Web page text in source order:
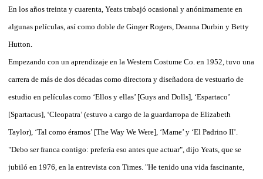
En los años treinta y cuarenta, Yeats trabajó ocasional y anónimamente en
algunas películas, así como doble de Ginger Rogers, Deanna Durbin y Betty
Hutton.
Empezando con un aprendizaje en la Western Costume Co. en 1952, tuvo una
carrera de más de dos décadas como directora y diseñadora de vestuario de
estudio en películas como ‘Ellos y ellas’ [Guys and Dolls], ‘Espartaco’
[Spartacus], ‘Cleopatra’ (estuvo a cargo de la guardarropa de Elizabeth
Taylor), ‘Tal como éramos’ [The Way We Were], ‘Mame’ y ‘El Padrino II’.
"Debo ser franca contigo: prefería eso antes que actuar", dijo Yeats, que se
jubiló en 1976, en la entrevista con Times. "He tenido una vida fascinante,